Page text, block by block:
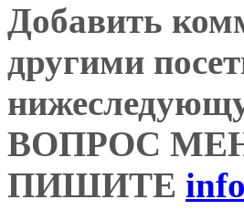
Добавить
другими
ВОПРОС
ПИШИТЕ